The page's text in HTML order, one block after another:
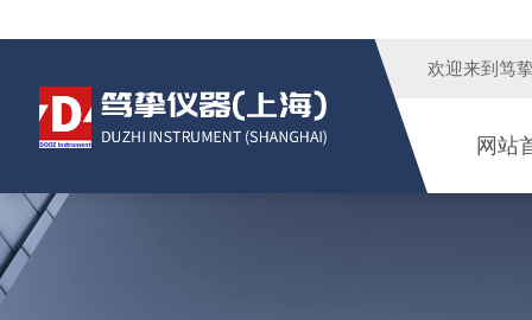
欢迎来到 笃
网站